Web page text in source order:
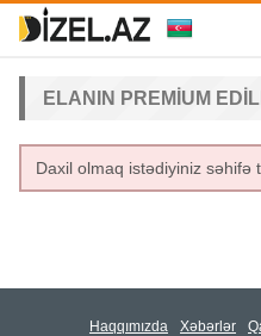
ELANIN PREMIUM
Daxil olmaq istədiyiniz səhifə
Haqqımızda Xəbərlər